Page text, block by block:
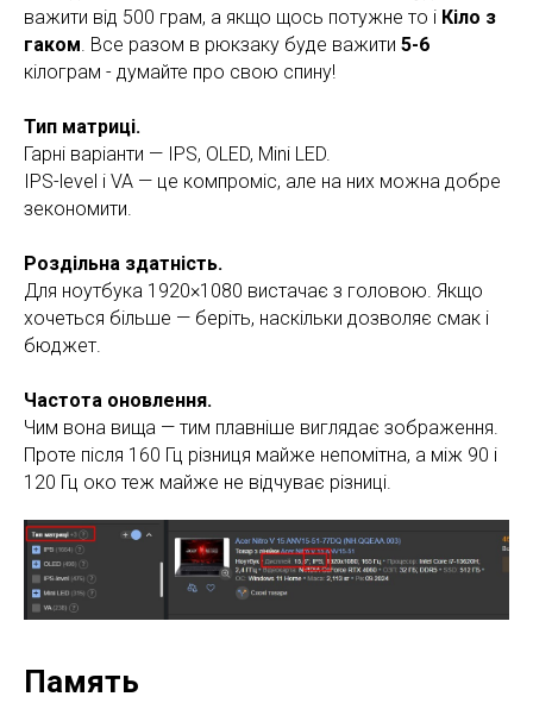
важити від 500 грам, а якщо щось потужне то і Кіло з
гаком. Все разом в рюкзаку буде важити 5-6
кілограм - думайте про свою спину!
Тип матриці.
Гарні варіанти — IPS, OLED, Mini LED.
IPS-level і VA — це компроміс, але на них можна добре
зекономити.
Роздільна здатність.
Для ноутбука 1920×1080 вистачає з головою. Якщо
хочеться більше — беріть, наскільки дозволяє смак і
бюджет.
Частота оновлення.
Чим вона вища — тим плавніше виглядає зображення.
Проте після 160 Гц різниця майже непомітна, а між 90 і
120 Гц око теж майже не відчуває різниці.
Память